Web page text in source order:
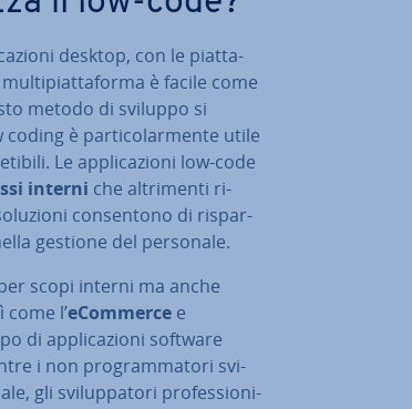
desktop, con le piat­ta­
è facile come
metodo di sviluppo si
coding è par­ti­co­lar­men­te utile
Le ap­pli­ca­zio­ni low-code
interni che al­tri­men­ti ri­
con­sen­to­no di ri­spar­
gestione del personale.
scopi interni ma anche
come l’eCommerce e
di ap­pli­ca­zio­ni software
i non pro­gram­ma­to­ri svi­
gli svi­lup­pa­to­ri pro­fes­sio­ni­